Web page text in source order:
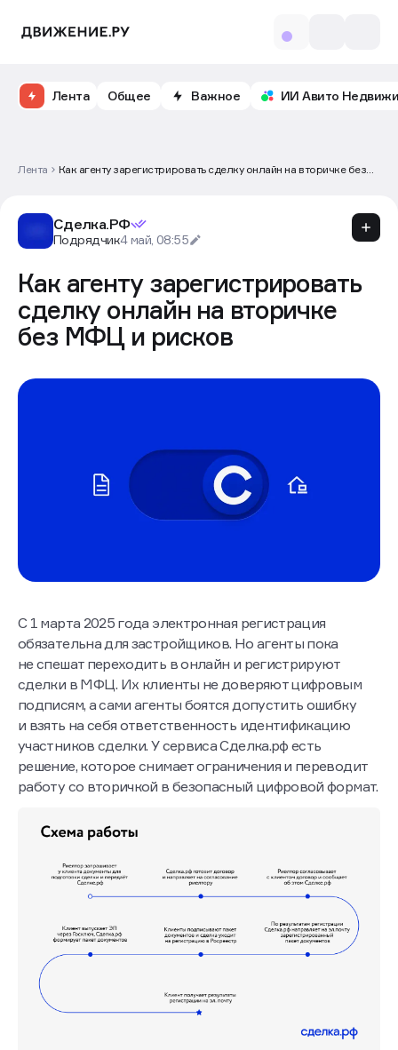
Лента Общее Важное ИИ Авито
Лента
Как агенту зарегистрировать сделку онлайн на вторичке без
Сделка.РФ
Подрядчик4 май, 08:55
Как агенту зарегистрировать
сделку онлайн на вторичке
без МФЦ и рисков
С 1 марта 2025 года электронная регистрация
обязательна для застройщиков. Но агенты пока
не спешат переходить в онлайн и регистрируют
сделки в МФЦ. Их клиенты не доверяют цифровым
подписям, а сами агенты боятся допустить ошибку
и взять на себя ответственность идентификацию
участников сделки. У сервиса Сделка.рф есть
решение, которое снимает ограничения и переводит
работу со вторичкой в безопасный цифровой формат.